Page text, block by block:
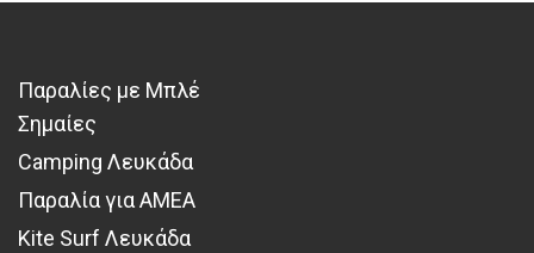
Παραλίες με Μπλέ
Σημαίες
Camping Λευκάδα
Παραλία για ΑΜΕΑ
Kite Surf Λευκάδα